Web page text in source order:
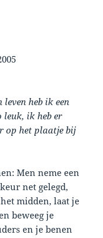
heb ik een
leuk, ik heb er
op het plaatje bij
Men neme een
net gelegd,
midden, laat je
beweeg je
en je benen